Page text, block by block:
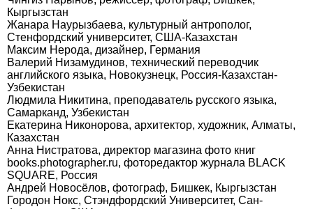
Кыргызстан
Жанара Наурызбаева, культурный антрополог,
Стенфордский университет, США-Казахстан
Максим Нерода, дизайнер, Германия
Валерий Низамудинов, технический переводчик
английского языка, Новокузнецк, Россия-Казахстан-
Узбекистан
Людмила Никитина, преподаватель русского языка,
Самарканд, Узбекистан
Екатерина Никонорова, архитектор, художник, Алматы,
Казахстан
Анна Нистратова, директор магазина фото книг
books.photographer.ru, фоторедактор журнала BLACK
SQUARE, Россия
Андрей Новосёлов, фотограф, Бишкек, Кыргызстан
Городон Нокс, Стэндфордский Университет, Сан-